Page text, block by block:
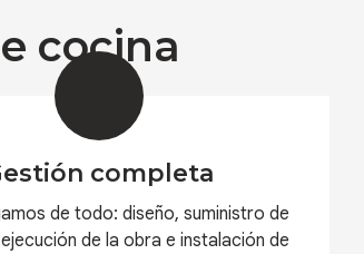
cocina
completa
de todo: diseño, suministro de
de la obra e instalación de